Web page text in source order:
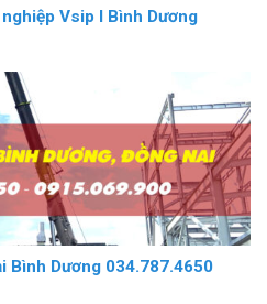
Vsip I Bình Dương
Bình Dương 034.787.4650